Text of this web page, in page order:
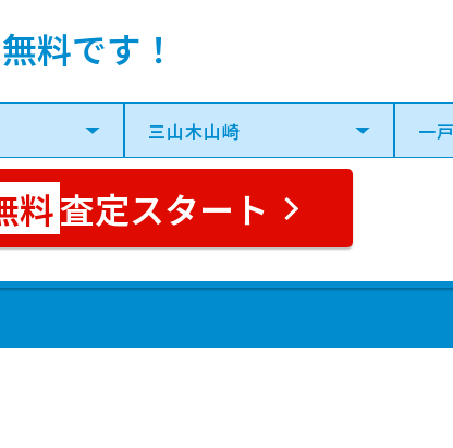
料です！
査定スタート